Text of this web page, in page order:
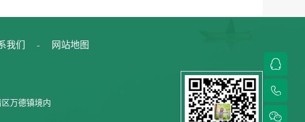
我们 - 网站地图
万德镇境内